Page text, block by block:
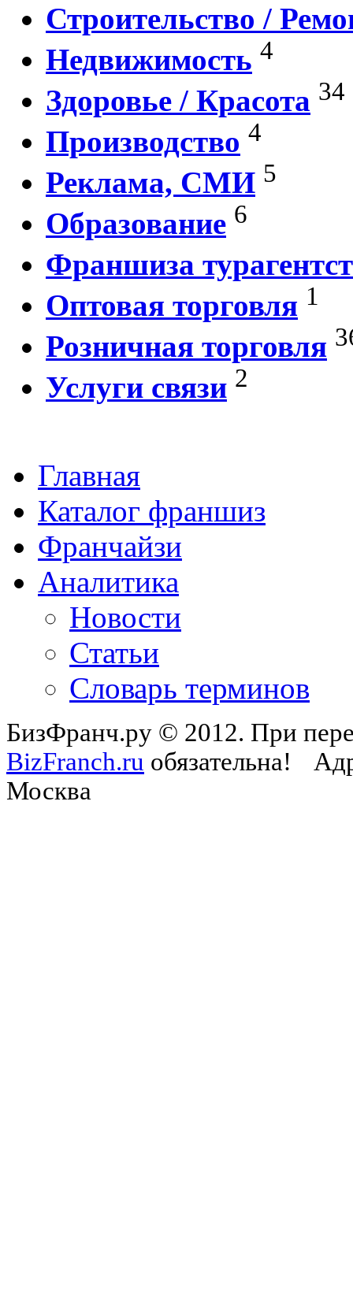
Строительство /
Недвижимость 4
Здоровье / Красота 34
Производство 4
Реклама, СМИ 5
Образование 6
Франшиза
Оптовая торговля 1
Розничная торговля
Услуги связи 2
Главная
Каталог франшиз
Франчайзи
Аналитика
Новости
Статьи
Словарь терминов
БизФранч.ру © 2012. При
BizFranch.ru обязательна!
Москва